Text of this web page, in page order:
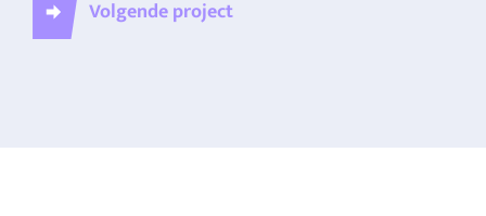
Volgende project